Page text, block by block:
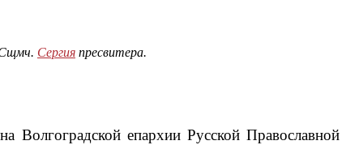
Сщмч. Сергия пресвитера.
Волгоградской епархии Русской Православной